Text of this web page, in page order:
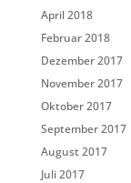
April 2018
Februar 2018
Dezember 2017
November 2017
Oktober 2017
September 2017
August 2017
Juli 2017